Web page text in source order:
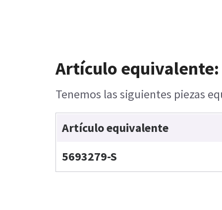
Artículo equivalente:
Tenemos las siguientes piezas
Artículo equivalente
5693279-S